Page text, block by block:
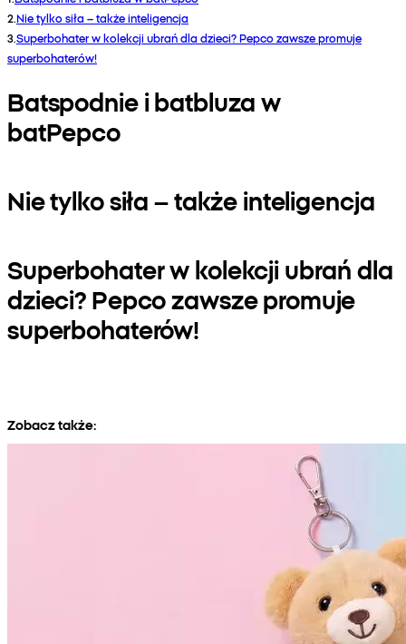
2.Nie tylko siła – także inteligencja
3.Superbohater w kolekcji ubrań dla dzieci? Pepco zawsze promuje
superbohaterów!
Batspodnie i batbluza w
batPepco
Nie tylko siła – także inteligencja
Superbohater w kolekcji ubrań dla
dzieci? Pepco zawsze promuje
superbohaterów!
Zobacz także: